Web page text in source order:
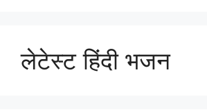
लेटेस्ट हिंदी भजन